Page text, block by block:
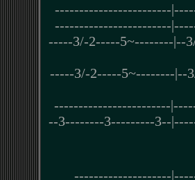
------------------------
------------------------
-----3/-2-----5~--------|--
-----3/-2-----5~--------|--
------------------------
--3--------3---------3--
--------------------